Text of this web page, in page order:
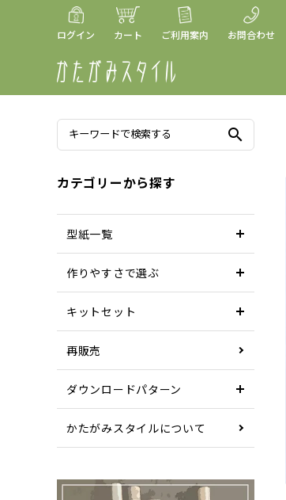
ログイン カート ご利用案内 お問合わせ
search
カテゴリーから探す
型紙一覧
作りやすさで選ぶ
キットセット
再販売
ダウンロードパターン
かたがみスタイルについて